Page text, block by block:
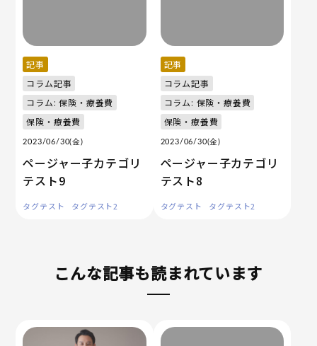
記事
コラム記事
コラム: 保険・療養費
保険・療養費
2023/06/30(金)
ページャー子カテゴリ
テスト9
タグテスト タグテスト2
記事
コラム記事
コラム: 保険・療養費
保険・療養費
2023/06/30(金)
ページャー子カテゴリ
テスト8
タグテスト タグテスト2
こんな記事も読まれています